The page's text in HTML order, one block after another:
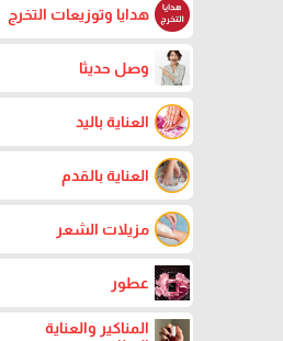
هدايا وتوزيعات التخرج
وصل حديثا
العناية باليد
العناية بالقدم
مزيلات الشعر
عطور
المناكير والعناية